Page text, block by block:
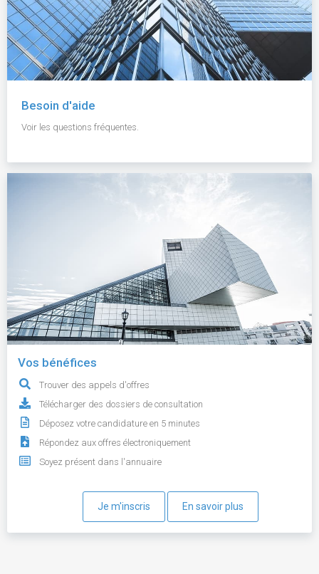
Besoin d'aide
Voir les questions fréquentes.
Vos bénéfices
Trouver des appels d'offres
Télécharger des dossiers de consultation
Déposez votre candidature en 5 minutes
Répondez aux offres électroniquement
Soyez présent dans l'annuaire
Je m'inscris En savoir plus